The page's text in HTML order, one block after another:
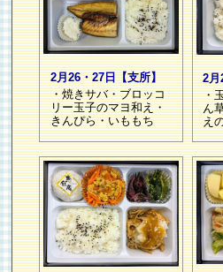
2月26・27日【支所】
・焼きサバ・ブロッコ
リー玉子のマヨ和え・
きんぴら・いももち
2月
・
ん
え